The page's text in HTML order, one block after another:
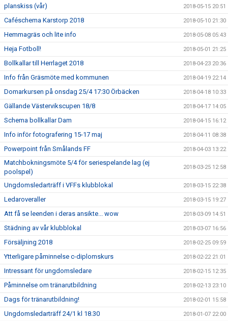
planskiss (vår) 2018-05-15 20:51
Caféschema Karstorp 2018 2018-05-10 21:30
Hemmagräs och lite info 2018-05-08 05:43
Heja Fotboll! 2018-05-01 21:25
Bollkallar till Herrlaget 2018 2018-04-23 20:36
Info från Gräsmöte med kommunen 2018-04-19 22:14
Domarkursen på onsdag 25/4 17:30 Örbäcken 2018-04-18 10:33
Gällande Västervikscupen 18/8 2018-04-17 14:05
Schema bollkallar Dam 2018-04-15 16:12
Info inför fotografering 15-17 maj 2018-04-11 08:38
Powerpoint från Smålands FF 2018-04-03 13:22
Matchbokningsmöte 5/4 för seriespelande lag (ej
poolspel)
2018-03-25 12:58
Ungdomsledarträff i VFFs klubblokal 2018-03-15 22:38
Ledaroveraller 2018-03-15 19:27
Att få se leenden i deras ansikte... wow 2018-03-09 14:51
Städning av vår klubblokal 2018-03-07 16:56
Försäljning 2018 2018-02-25 09:59
Ytterligare påminnelse c-diplomskurs 2018-02-22 21:01
Intressant för ungdomsledare 2018-02-15 12:35
Påminnelse om tränarutbildning 2018-02-13 23:10
Dags för tränarutbildning! 2018-02-01 15:58
Ungdomsledarträff 24/1 kl 18.30 2018-01-07 22:00